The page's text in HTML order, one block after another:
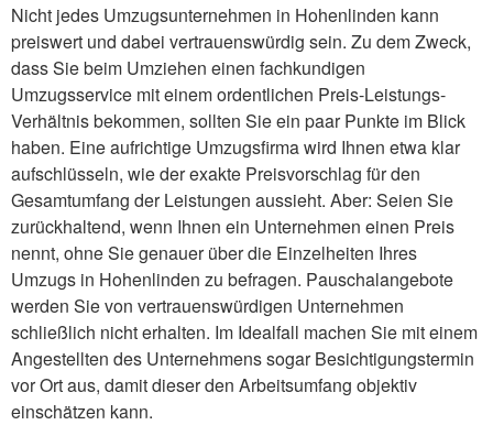
Nicht jedes Umzugsunternehmen in Hohenlinden kann
preiswert und dabei vertrauenswürdig sein. Zu dem Zweck,
dass Sie beim Umziehen einen fachkundigen
Umzugsservice mit einem ordentlichen Preis-Leistungs-
Verhältnis bekommen, sollten Sie ein paar Punkte im Blick
haben. Eine aufrichtige Umzugsfirma wird Ihnen etwa klar
aufschlüsseln, wie der exakte Preisvorschlag für den
Gesamtumfang der Leistungen aussieht. Aber: Seien Sie
zurückhaltend, wenn Ihnen ein Unternehmen einen Preis
nennt, ohne Sie genauer über die Einzelheiten Ihres
Umzugs in Hohenlinden zu befragen. Pauschalangebote
werden Sie von vertrauenswürdigen Unternehmen
schließlich nicht erhalten. Im Idealfall machen Sie mit einem
Angestellten des Unternehmens sogar Besichtigungstermin
vor Ort aus, damit dieser den Arbeitsumfang objektiv
einschätzen kann.